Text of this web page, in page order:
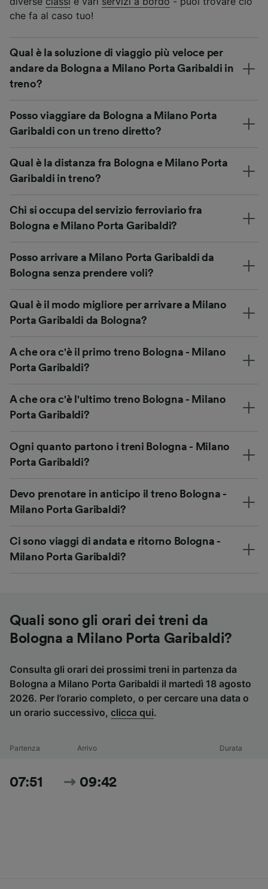
che fa al caso tuo!
Qual è la soluzione di viaggio più veloce per
andare da Bologna a Milano Porta Garibaldi in
treno?
Posso viaggiare da Bologna a Milano Porta
Garibaldi con un treno diretto?
Qual è la distanza fra Bologna e Milano Porta
Garibaldi in treno?
Chi si occupa del servizio ferroviario fra
Bologna e Milano Porta Garibaldi?
Posso arrivare a Milano Porta Garibaldi da
Bologna senza prendere voli?
Qual è il modo migliore per arrivare a Milano
Porta Garibaldi da Bologna?
A che ora c'è il primo treno Bologna - Milano
Porta Garibaldi?
A che ora c'è l'ultimo treno Bologna - Milano
Porta Garibaldi?
Ogni quanto partono i treni Bologna - Milano
Porta Garibaldi?
Devo prenotare in anticipo il treno Bologna -
Milano Porta Garibaldi?
Ci sono viaggi di andata e ritorno Bologna -
Milano Porta Garibaldi?
Quali sono gli orari dei treni da
Bologna a Milano Porta Garibaldi?
Consulta gli orari dei prossimi treni in partenza da
Bologna a Milano Porta Garibaldi il martedì 18 agosto
2026. Per l’orario completo, o per cercare una data o
un orario successivo, clicca qui.
Partenza Arrivo Durata
07:51 09:42